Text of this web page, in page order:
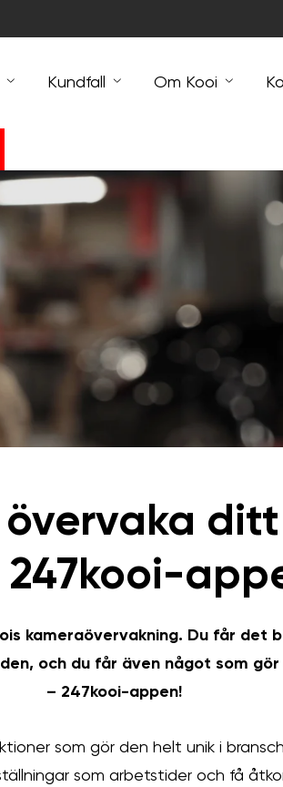
Kundfall Om Kooi
övervaka
247kooi-
kameraövervakning. Du får det
och du får även något som
– 247kooi-appen!
som gör den helt unik i
som arbetstider och få